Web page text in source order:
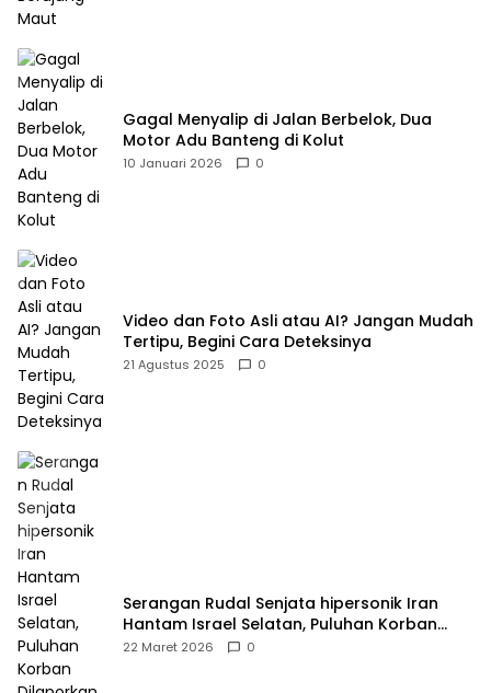
Gagal Menyalip di Jalan Berbelok, Dua
Motor Adu Banteng di Kolut
10 Januari 2026 0
Video dan Foto Asli atau AI? Jangan Mudah
Tertipu, Begini Cara Deteksinya
21 Agustus 2025 0
Serangan Rudal Senjata hipersonik Iran
Hantam Israel Selatan, Puluhan Korban
Dilaporkan Meninggal dan Ratusan Terluka
22 Maret 2026 0